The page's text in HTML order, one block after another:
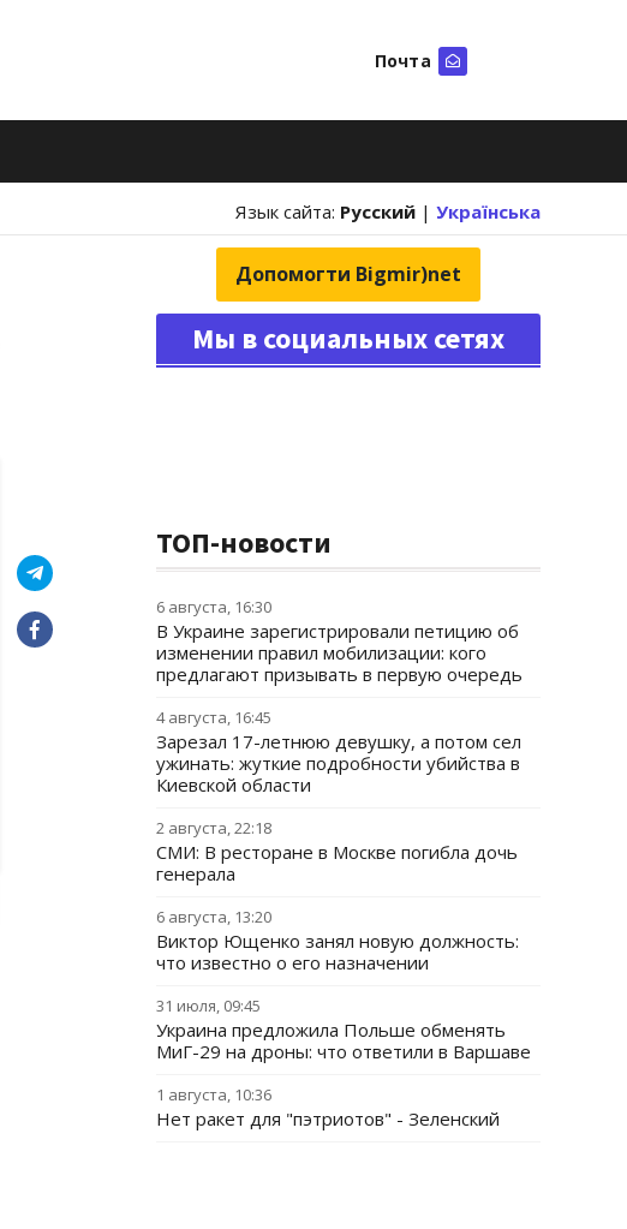
Почта
Язык сайта: Русский | Українська
Допомогти Bigmir)net
Мы в социальных сетях
ТОП-новости
6 августа, 16:30
В Украине зарегистрировали петицию об
изменении правил мобилизации: кого
предлагают призывать в первую очередь
4 августа, 16:45
Зарезал 17-летнюю девушку, а потом сел
ужинать: жуткие подробности убийства в
Киевской области
2 августа, 22:18
СМИ: В ресторане в Москве погибла дочь
генерала
6 августа, 13:20
Виктор Ющенко занял новую должность:
что известно о его назначении
31 июля, 09:45
Украина предложила Польше обменять
МиГ-29 на дроны: что ответили в Варшаве
1 августа, 10:36
Нет ракет для "пэтриотов" - Зеленский